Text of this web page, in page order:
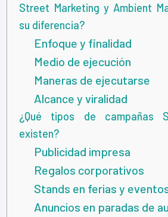
Street Marketing y Ambient
su diferencia?
Enfoque y finalidad
Medio de ejecución
Maneras de ejecutarse
Alcance y viralidad
¿Qué tipos de campañas
existen?
Publicidad impresa
Regalos corporativos
Stands en ferias y
Anuncios en paradas de